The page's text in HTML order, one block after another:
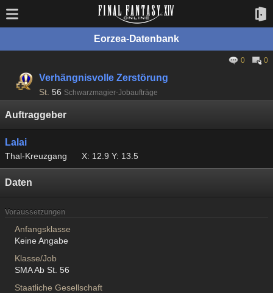
Eorzea-Datenbank
0 0
Verhängnisvolle Zerstörung
St. 56 Schwarzmagier-Jobaufträge
Auftraggeber
Lalai
Thal-Kreuzgang X: 12.9 Y: 13.5
Daten
Voraussetzungen
Anfangsklasse
Keine Angabe
Klasse/Job
SMA Ab St. 56
Staatliche Gesellschaft